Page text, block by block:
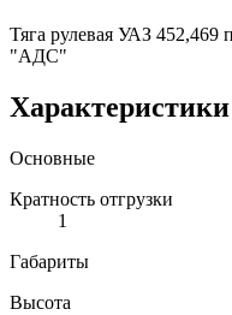
Тяга рулевая УАЗ
"АДС"
Характеристики
Основные
Кратность отгрузки
1
Габариты
Высота